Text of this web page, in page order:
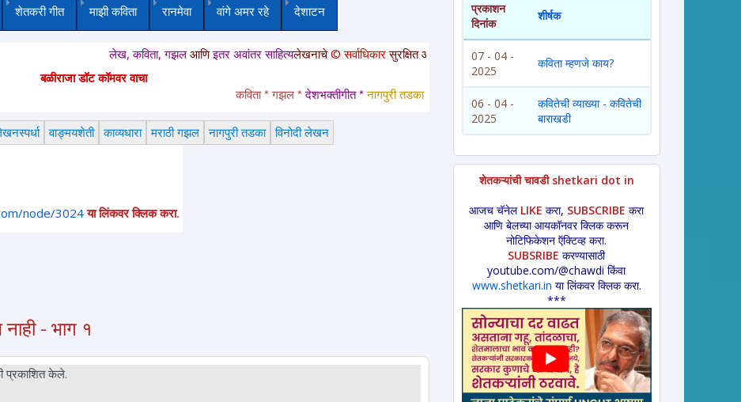
शेतकरी गीत माझी कविता रानमेवा वांगे अमर रहे देशाटन
लेख, कविता, गझलआणिइतर अवांतर साहित्यलेखनाचे© सर्वाधिकारसुरक्षित आहेत. या साईटवरचे साहित्य इतरांना पाठवायचे असल्यास कृपया साईटचा पत्ता इतरांना
बळीराजा डॉट कॉमवर वाचा
कविता * गझल * देशभक्तीगीत * नागपुरी तडका * लावणी * अंगाईगीत * शेतकरीगीत * ललीत लेख * कथा *
वाङ्मयशेती काव्यधारा मराठी गझल नागपुरी तडका विनोदी लेखन
node/3024या लिंकवर क्लिक करा.
- भाग १
प्रकाशित केले.
प्रकाशन
दिनांक
शीर्षक
07 - 04 -
2025
कविता म्हणजे काय?
06 - 04 -
2025
कवितेची व्याख्या - कवितेची
बाराखडी
शेतकऱ्यांची चावडी shetkari dot in
आजच चॅनेल LIKE करा, SUBSCRIBE करा
आणि बेलच्या आयकॉनवर क्लिक करून
नोटिफिकेशन ऍक्टिव्ह करा.
SUBSRIBE करण्यासाठी
youtube.com/@chawdi किंवा
www.shetkari.in या लिंकवर क्लिक करा.
***